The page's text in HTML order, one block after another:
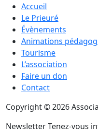
Accueil
Le Prieuré
Évènements
Animations
Tourisme
L’association
Faire un don
Contact
Copyright © 2026
NewsletterTenez-vous